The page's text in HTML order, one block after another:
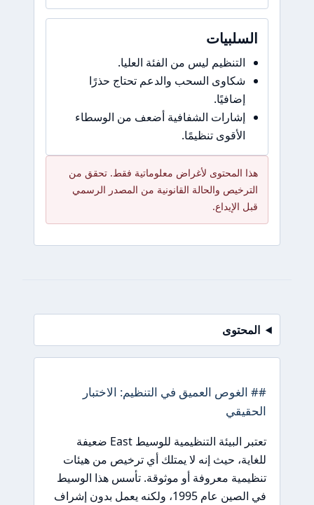
السلبيات
التنظيم ليس من الفئة العليا.
شكاوى السحب والدعم تحتاج حذرًا
إضافيًا.
إشارات الشفافية أضعف من الوسطاء
الأقوى تنظيمًا.
هذا المحتوى لأغراض معلوماتية فقط. تحقق من
الترخيص والحالة القانونية من المصدر الرسمي
قبل الإيداع.
المحتوى
## الغوص العميق في التنظيم: الاختبار
الحقيقي
تعتبر البيئة التنظيمية للوسيط East ضعيفة
للغاية، حيث إنه لا يمتلك أي ترخيص من هيئات
تنظيمية معروفة أو موثوقة. تأسس هذا الوسيط
في الصين عام 1995، ولكنه يعمل بدون إشراف